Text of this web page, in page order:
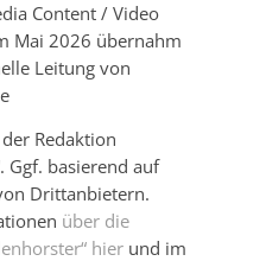
Content / Video
Mai 2026 übernahm
Leitung von
Redaktion
Ggf. basierend auf
Drittanbietern.
über die
hierund im